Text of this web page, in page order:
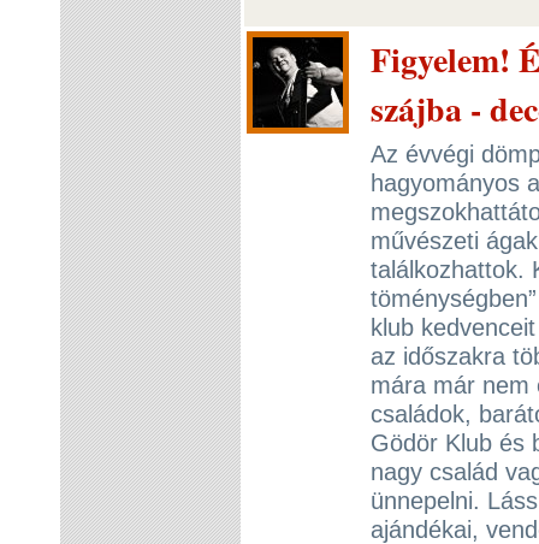
Figyelem!
szájba -
Az évvégi
hagyományos
művészeti
találkozhattok.
klub
az időszakra
mára már nem
családok,
Gödör Klub és
nagy család
ünnepelni.
ajándékai,